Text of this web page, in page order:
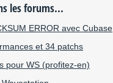
les forums...
ERROR avec Cubase
et 34 patchs
pour WS (profitez-en)